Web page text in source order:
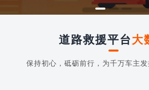
道路救援平台大
保持初心，砥砺前行，为千万车主